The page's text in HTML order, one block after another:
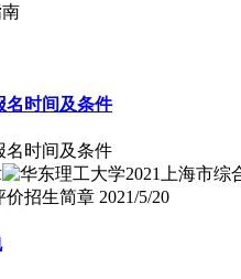
名时间及条件
名时间及条件
价招生简章 2021/5/20